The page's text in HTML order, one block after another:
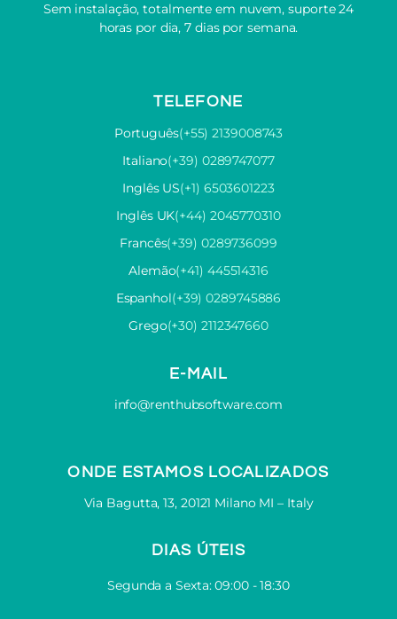
Sem instalação, totalmente em nuvem, suporte 24
horas por dia, 7 dias por semana.
TELEFONE
Português(+55) 2139008743
Italiano(+39) 0289747077
Inglês US(+1) 6503601223
Inglês UK(+44) 2045770310
Francês(+39) 0289736099
Alemão(+41) 445514316
Espanhol(+39) 0289745886
Grego(+30) 2112347660
E-MAIL
info@renthubsoftware.com
ONDE ESTAMOS LOCALIZADOS
Via Bagutta, 13, 20121 Milano MI – Italy
DIAS ÚTEIS
Segunda a Sexta: 09:00 - 18:30